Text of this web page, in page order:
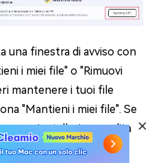
una finestra di avviso con
i miei file" o "Rimuovi
mantenere i tuoi file
"Mantieni i miei file". Se
una reinstallazione pulita
i file, seleziona "Rimuovi